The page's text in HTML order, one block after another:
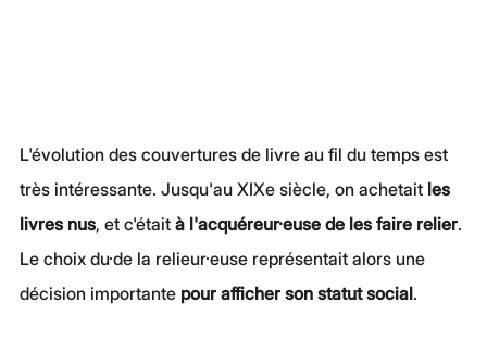
L'évolution des couvertures de livre au fil du temps est
très intéressante. Jusqu'au XIXe siècle, on achetait les
livres nus, et c'était à l'acquéreur·euse de les faire relier.
Le choix du·de la relieur·euse représentait alors une
décision importante pour afficher son statut social.